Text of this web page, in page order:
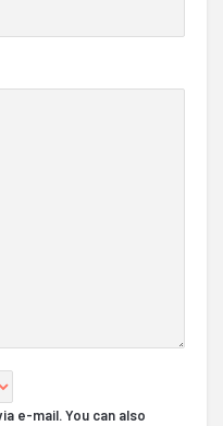
e-mail. You can also